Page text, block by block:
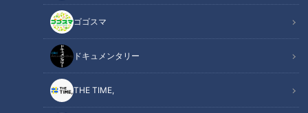
ゴゴスマ
ドキュメンタリー
THE TIME,
設定は「夕食の並んだ食卓」。ごく一般的な家庭の食卓。テー
ブルには、夕食と思われる食事が並んでいる。中澤が、部屋に
入ってきてテーブルに座った。全く自然な動きである。しか
し、いきなり、鶴瓶を仰天させる一言を発した！！「この夕
飯、だれがつくったんやろ？」。意表を突く一言に、鶴瓶はこ